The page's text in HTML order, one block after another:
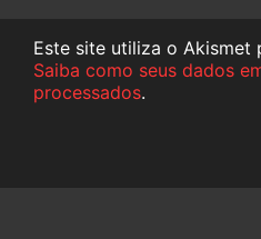
Este site utiliza o Akismet
Saiba como seus dados
processados.